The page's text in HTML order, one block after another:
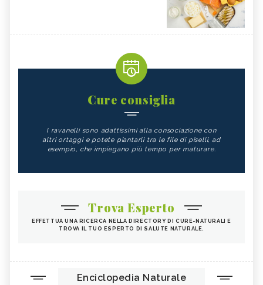
Cure consiglia
I ravanelli sono adattissimi alla consociazione con
altri ortaggi e potete piantarli tra le file di piselli, ad
esempio, che impiegano più tempo per maturare.
Trova Esperto
EFFETTUA UNA RICERCA NELLA DIRECTORY DI CURE-NATURALI E
TROVA IL TUO ESPERTO DI SALUTE NATURALE.
Enciclopedia Naturale